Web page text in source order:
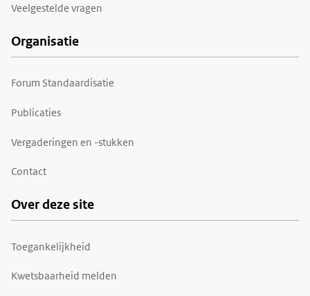
Veelgestelde vragen
Organisatie
Forum Standaardisatie
Publicaties
Vergaderingen en -stukken
Contact
Over deze site
Toegankelijkheid
Kwetsbaarheid melden